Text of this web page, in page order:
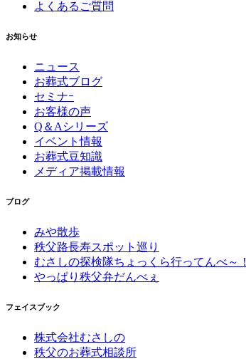
よくあるご質問
お知らせ
ニュース
お葬式ブログ
セミナｰ
お客様の声
Q＆Aシリーズ
イベント情報
お葬式豆知識
メディア掲載情報
ブログ
みや散歩
秩父路長寿スポット巡り
むさしの探検隊ちょっくら行ってんべ～！
やっぱり秩父弁だんべぇ
フェイスブック
株式会社むさしの
秩父のお葬式相談所